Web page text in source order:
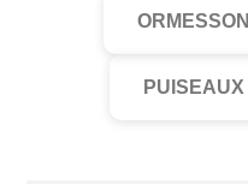
ORMESSON
PUISEAUX